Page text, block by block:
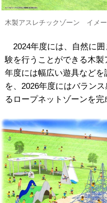
木製アスレチックゾーン イメー
2024年度には、自然に
験を行うことができる木
年度には幅広い遊具など
を、2026年度にはバラン
るロープネットゾーンを完